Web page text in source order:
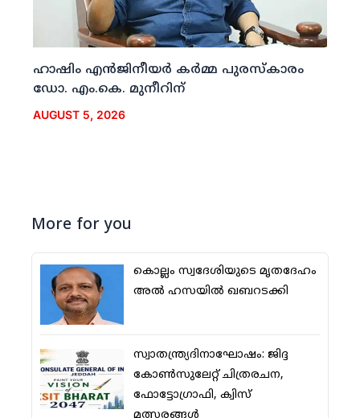
ഹാഷിം എന്‍ജിനീയര്‍ കര്‍മ്മ പുരസ്‌കാരം
ഡോ. എം.കെ. മുനീറിന്
AUGUST 5, 2026
More for you
കൊല്ലം സ്വദേശിയുടെ മൃതദേഹം
അല്‍ ഹസയില്‍ ഖബറടക്കി
സ്വാതന്ത്ര്യദിനാഘോഷം: ജിദ്ദ
കോണ്‍സുലേറ്റ് ചിത്രരചന,
ഫോട്ടോഗ്രാഫി, ക്വിസ്